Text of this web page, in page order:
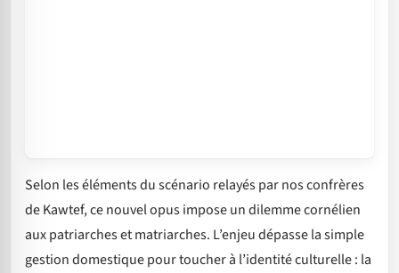
Selon les éléments du scénario relayés par nos confrères
de Kawtef, ce nouvel opus impose un dilemme cornélien
aux patriarches et matriarches. L’enjeu dépasse la simple
gestion domestique pour toucher à l’identité culturelle : la